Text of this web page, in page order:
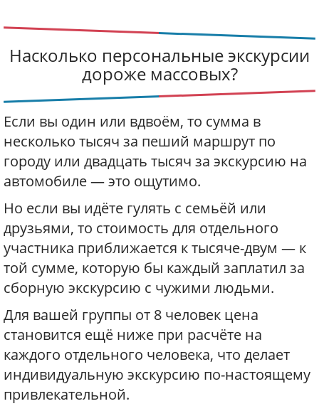
Насколько персональные экскурсии
дороже массовых?
Если вы один или вдвоём, то сумма в
несколько тысяч за пеший маршрут по
городу или двадцать тысяч за экскурсию на
автомобиле — это ощутимо.
Но если вы идёте гулять с семьёй или
друзьями, то стоимость для отдельного
участника приближается к тысяче-двум — к
той сумме, которую бы каждый заплатил за
сборную экскурсию с чужими людьми.
Для вашей группы от 8 человек цена
становится ещё ниже при расчёте на
каждого отдельного человека, что делает
индивидуальную экскурсию по-настоящему
привлекательной.